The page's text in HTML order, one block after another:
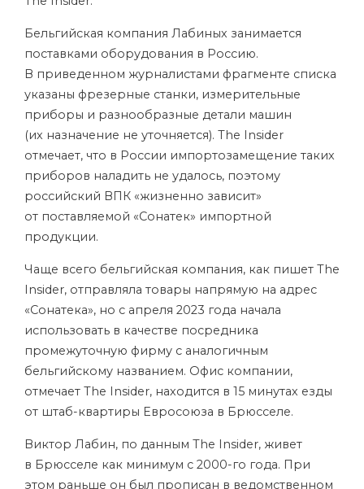
Бельгийская компания Лабиных занимается
поставками оборудования в Россию.
В приведенном журналистами фрагменте списка
указаны фрезерные станки, измерительные
приборы и разнообразные детали машин
(их назначение не уточняется). The Insider
отмечает, что в России импортозамещение таких
приборов наладить не удалось, поэтому
российский ВПК «жизненно зависит»
от поставляемой «Сонатек» импортной
продукции.
Чаще всего бельгийская компания, как пишет The
Insider, отправляла товары напрямую на адрес
«Сонатека», но с апреля 2023 года начала
использовать в качестве посредника
промежуточную фирму с аналогичным
бельгийскому названием. Офис компании,
отмечает The Insider, находится в 15 минутах езды
от штаб-квартиры Евросоюза в Брюсселе.
Виктор Лабин, по данным The Insider, живет
в Брюсселе как минимум с 2000-го года. При
этом раньше он был прописан в ведомственном